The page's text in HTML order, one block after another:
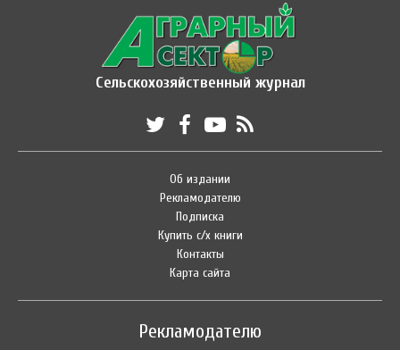
Сельскохозяйственный журнал
Об издании
Рекламодателю
Подписка
Купить с/х книги
Контакты
Карта сайта
Рекламодателю